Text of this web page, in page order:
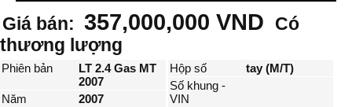
Giá bán: 357,000,000 VND
Có
thương lượng
Phiên bản
LT 2.4 Gas MT
2007
Năm
2007
Hộp số
tay (M/T)
Số khung -
VIN